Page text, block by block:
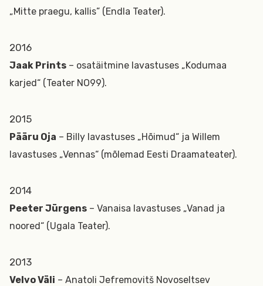
„Mitte praegu, kallis” (Endla Teater).
2016
Jaak Prints – osatäitmine lavastuses „Kodumaa
karjed“ (Teater NO99).
2015
Pääru Oja – Billy lavastuses „Hõimud“ ja Willem
lavastuses „Vennas“ (mõlemad Eesti Draamateater).
2014
Peeter Jürgens – Vanaisa lavastuses „Vanad ja
noored“ (Ugala Teater).
2013
Velvo Väli – Anatoli Jefremovitš Novoseltsev